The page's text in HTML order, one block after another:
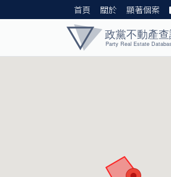
首頁 關於 顯著個案